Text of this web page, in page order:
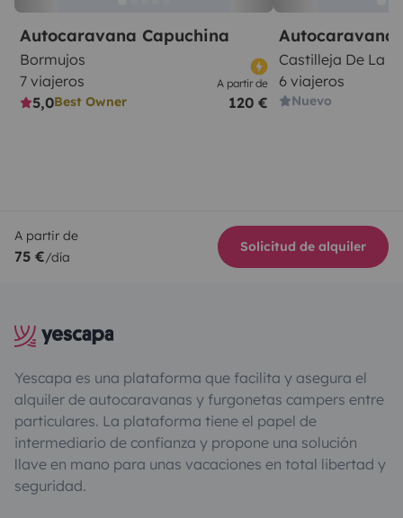
Autocaravana Capuchina
Bormujos
7 viajeros
5,0Best Owner
A partir de
120 €
Autocaravana
Castilleja De La
6 viajeros
Nuevo
A partir de
75 €/día
Solicitud de alquiler
Yescapa es una plataforma que facilita y asegura el
alquiler de autocaravanas y furgonetas campers entre
particulares. La plataforma tiene el papel de
intermediario de confianza y propone una solución
llave en mano para unas vacaciones en total libertad y
seguridad.